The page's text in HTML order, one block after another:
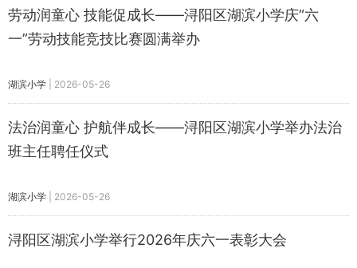
劳动润童心 技能促成长——浔阳区湖滨小学庆“六
一”劳动技能竞技比赛圆满举办
湖滨小学 2026-05-26
法治润童心 护航伴成长——浔阳区湖滨小学举办法治
班主任聘任仪式
湖滨小学 2026-05-26
浔阳区湖滨小学举行2026年庆六一表彰大会